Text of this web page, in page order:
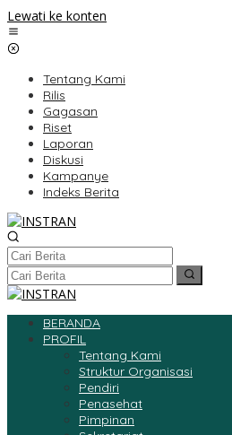
Lewati ke konten
Tentang Kami
Rilis
Gagasan
Riset
Laporan
Diskusi
Kampanye
Indeks Berita
BERANDA
PROFIL
Tentang Kami
Struktur Organisasi
Pendiri
Penasehat
Pimpinan